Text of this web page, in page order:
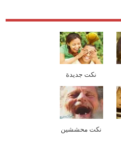
نكت جديدة
نكت محششين